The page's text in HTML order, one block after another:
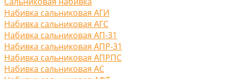
Набивка сальниковая АГИ
Набивка сальниковая АГС
Набивка сальниковая АП-31
Набивка сальниковая АПР-31
Набивка сальниковая АПРПС
Набивка сальниковая АС